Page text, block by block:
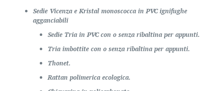
Sedie Vicenza e Kristal monoscocca in PVC ignifughe
agganciabili
Sedie Tria in PVC con o senza ribaltina per appunti.
Tria imbottite con o senza ribaltina per appunti.
Thonet.
Rattan polimerica ecologica.